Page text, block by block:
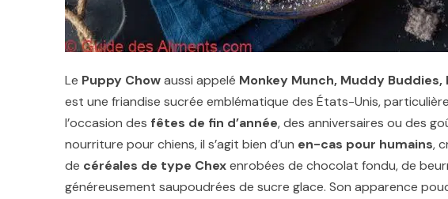
Le Puppy Chowaussi appelé Monkey Munch, Muddy
est une friandise sucrée emblématique des États-Unis,
l’occasion des fêtes de fin d’année, des anniversaires ou des
nourriture pour chiens, il s’agit bien d’un en-cas pour humains,
de céréales de type Chexenrobées de chocolat fondu, de
généreusement saupoudrées de sucre glace. Son apparence